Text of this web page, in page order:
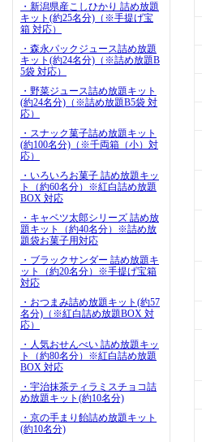
・新潟県産こしひかり 詰め放題
キット(約25名分)（※手提げ宝
箱 対応）
・森永パックジュース詰め放題
キット(約24名分)（※詰め放題B
5袋 対応）
・野菜ジュース詰め放題キット
(約24名分)（※詰め放題B5袋 対
応）
・スナック菓子詰め放題キット
(約100名分)（※千両箱（小）対
応）
・いろいろお菓子 詰め放題キッ
ト（約60名分）※紅白詰め放題
BOX 対応
・キャベツ太郎シリーズ 詰め放
題キット（約40名分）※詰め放
題袋お菓子用対応
・ブラックサンダー 詰め放題キ
ット（約20名分）※手提げ宝箱
対応
・おつまみ詰め放題キット(約57
名分)（※紅白詰め放題BOX 対
応）
・人気おせんべい 詰め放題キッ
ト（約80名分）※紅白詰め放題
BOX 対応
・宇治抹茶ティラミスチョコ詰
め放題キット(約10名分)
・京の手まり飴詰め放題キット
(約10名分)